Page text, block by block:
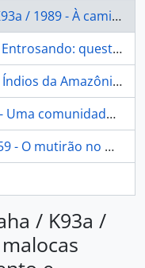
e identificação de um povo indígena desconhecido.
indígenas em Tefé.
de maioria a minoria (1750-1850)
estudo do homem nos trópicos.
no Nordeste
/ K93a /